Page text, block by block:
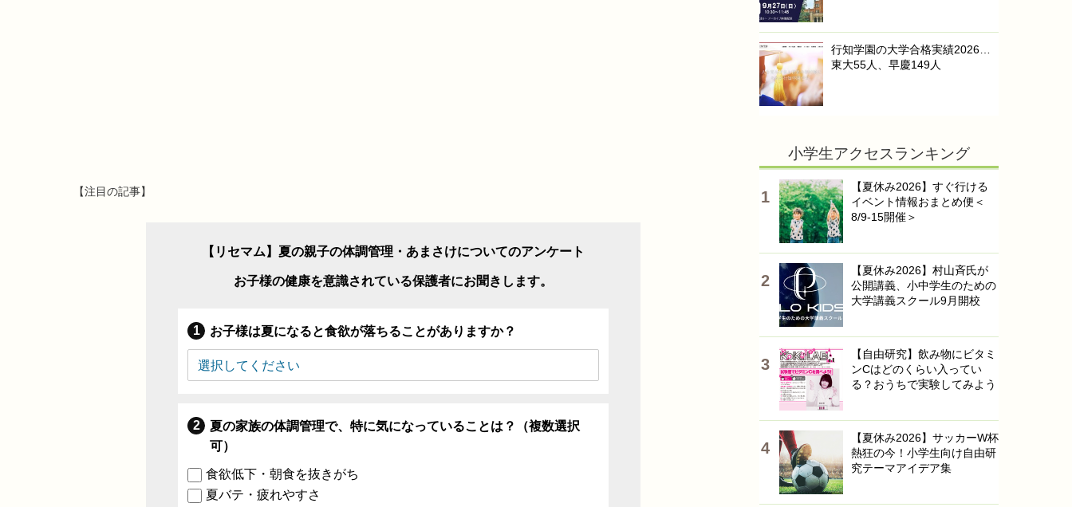
【注目の記事】
【リセマム】夏の親子の体調管理・あまさけについてのアンケート
お子様の健康を意識されている保護者にお聞きします。
お子様は夏になると食欲が落ちることがありますか？
夏の家族の体調管理で、特に気になっていることは？（複数選択
可）
食欲低下・朝食を抜きがち
夏バテ・疲れやすさ
行知学園の大学合格実績2026…
東大55人、早慶149人
小学生アクセスランキング
【夏休み2026】すぐ行ける
イベント情報おまとめ便＜
8/9-15開催＞
【夏休み2026】村山斉氏が
公開講義、小中学生のための
大学講義スクール9月開校
【自由研究】飲み物にビタミ
ンCはどのくらい入ってい
る？おうちで実験してみよう
【夏休み2026】サッカーW杯
熱狂の今！小学生向け自由研
究テーマアイデア集